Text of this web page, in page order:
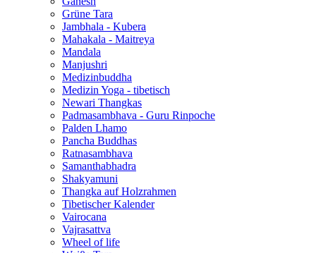
Grüne Tara
Jambhala - Kubera
Mahakala - Maitreya
Mandala
Manjushri
Medizinbuddha
Medizin Yoga - tibetisch
Newari Thangkas
Padmasambhava - Guru Rinpoche
Palden Lhamo
Pancha Buddhas
Ratnasambhava
Samanthabhadra
Shakyamuni
Thangka auf Holzrahmen
Tibetischer Kalender
Vairocana
Vajrasattva
Wheel of life